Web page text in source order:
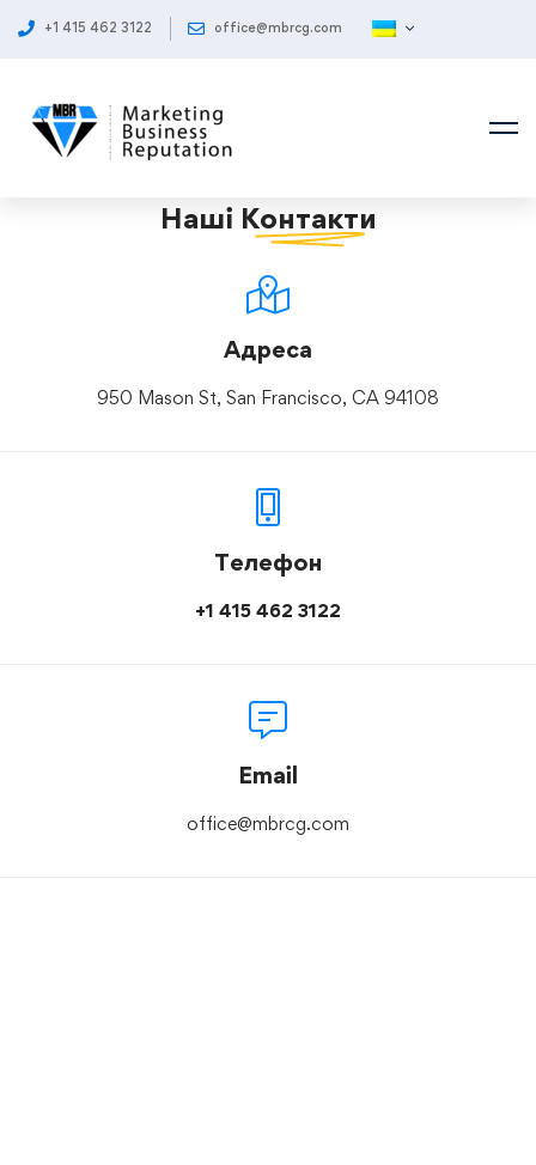
+1 415 462 3122 office@mbrcg.com
Наші Контакти
Адреса
950 Mason St, San Francisco, CA 94108
Телефон
+1 415 462 3122
Email
office@mbrcg.com